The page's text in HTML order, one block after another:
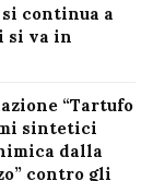
continua a
si va in
“Tartufo
sintetici
dalla
contro gli